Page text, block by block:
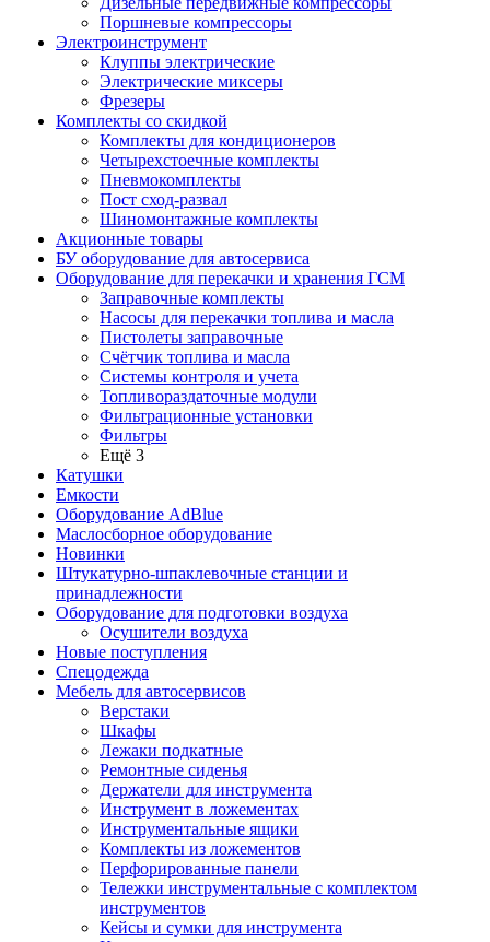
Поршневые компрессоры
Электроинструмент
Клуппы электрические
Электрические миксеры
Фрезеры
Комплекты со скидкой
Комплекты для кондиционеров
Четырехстоечные комплекты
Пневмокомплекты
Пост сход-развал
Шиномонтажные комплекты
Акционные товары
БУ оборудование для автосервиса
Оборудование для перекачки и хранения ГСМ
Заправочные комплекты
Насосы для перекачки топлива и масла
Пистолеты заправочные
Счётчик топлива и масла
Системы контроля и учета
Топливораздаточные модули
Фильтрационные установки
Фильтры
Ещё 3
Катушки
Емкости
Оборудование AdBlue
Маслосборное оборудование
Новинки
Штукатурно-шпаклевочные станции и
принадлежности
Оборудование для подготовки воздуха
Осушители воздуха
Новые поступления
Спецодежда
Мебель для автосервисов
Верстаки
Шкафы
Лежаки подкатные
Ремонтные сиденья
Держатели для инструмента
Инструмент в ложементах
Инструментальные ящики
Комплекты из ложементов
Перфорированные панели
Тележки инструментальные с комплектом
инструментов
Кейсы и сумки для инструмента